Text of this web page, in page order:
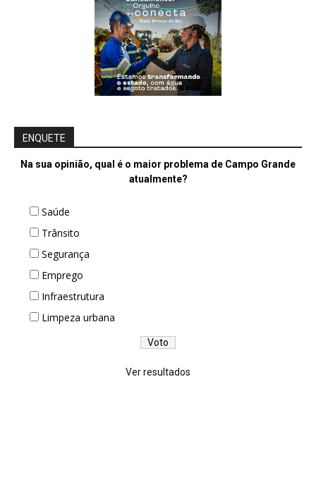
ENQUETE
Na sua opinião, qual é o maior problema de Campo Grande
atualmente?
Saúde
Trânsito
Segurança
Emprego
Infraestrutura
Limpeza urbana
Ver resultados